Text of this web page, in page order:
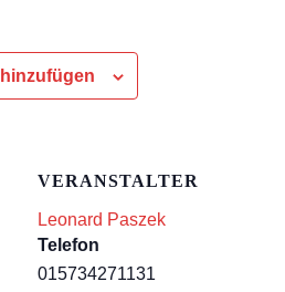
VERANSTALTER
Leonard Paszek
Telefon
015734271131